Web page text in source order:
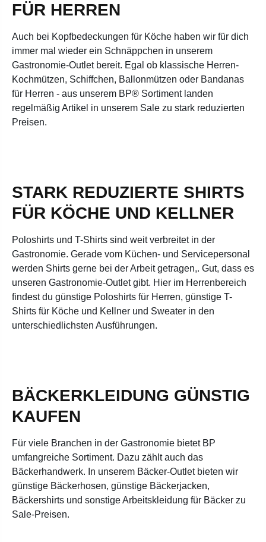
FÜR HERREN
Auch bei Kopfbedeckungen für Köche haben wir für dich
immer mal wieder ein Schnäppchen in unserem
Gastronomie-Outlet bereit. Egal ob klassische Herren-
Kochmützen, Schiffchen, Ballonmützen oder Bandanas
für Herren - aus unserem BP® Sortiment landen
regelmäßig Artikel in unserem Sale zu stark reduzierten
Preisen.
STARK REDUZIERTE SHIRTS
FÜR KÖCHE UND KELLNER
Poloshirts und T-Shirts sind weit verbreitet in der
Gastronomie. Gerade vom Küchen- und Servicepersonal
werden Shirts gerne bei der Arbeit getragen,. Gut, dass es
unseren Gastronomie-Outlet gibt. Hier im Herrenbereich
findest du günstige Poloshirts für Herren, günstige T-
Shirts für Köche und Kellner und Sweater in den
unterschiedlichsten Ausführungen.
BÄCKERKLEIDUNG GÜNSTIG
KAUFEN
Für viele Branchen in der Gastronomie bietet BP
umfangreiche Sortiment. Dazu zählt auch das
Bäckerhandwerk. In unserem Bäcker-Outlet bieten wir
günstige Bäckerhosen, günstige Bäckerjacken,
Bäckershirts und sonstige Arbeitskleidung für Bäcker zu
Sale-Preisen.